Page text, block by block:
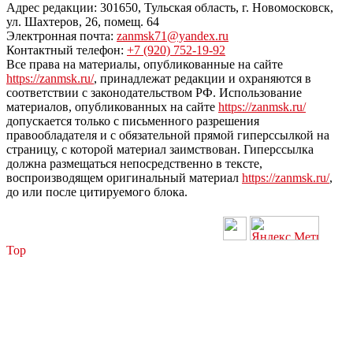
Адрес редакции: 301650, Тульская область, г. Новомосковск,
ул. Шахтеров, 26, помещ. 64
Электронная почта: zanmsk71@yandex.ru
Контактный телефон: +7 (920) 752-19-92
Все права на материалы, опубликованные на сайте
https://zanmsk.ru/, принадлежат редакции и охраняются в
соответствии с законодательством РФ. Использование
материалов, опубликованных на сайте https://zanmsk.ru/
допускается только с письменного разрешения
правообладателя и с обязательной прямой гиперссылкой на
страницу, с которой материал заимствован. Гиперссылка
должна размещаться непосредственно в тексте,
воспроизводящем оригинальный материал https://zanmsk.ru/,
до или после цитируемого блока.
Top